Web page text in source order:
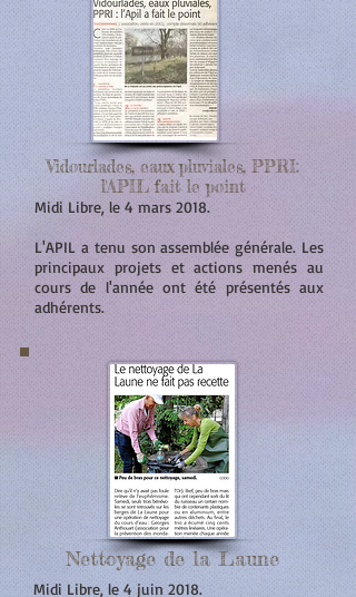
Vidourlades, eaux pluviales, PPRI:
l'APIL fait le point
Midi Libre, le 4 mars 2018.
L'APIL a tenu son assemblée générale. Les
principaux projets et actions menés au
cours de l'année ont été présentés aux
adhérents.
Nettoyage de la Laune
Midi Libre, le 4 juin 2018.